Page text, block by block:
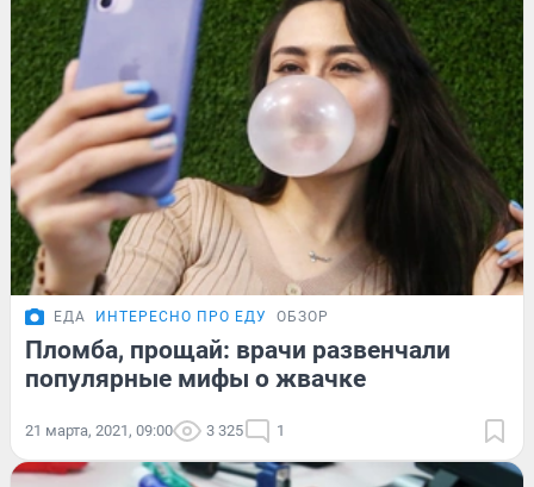
ЕДА ИНТЕРЕСНО ПРО ЕДУ ОБЗОР
Пломба, прощай: врачи развенчали
популярные мифы о жвачке
21 марта, 2021, 09:00 3 325 1